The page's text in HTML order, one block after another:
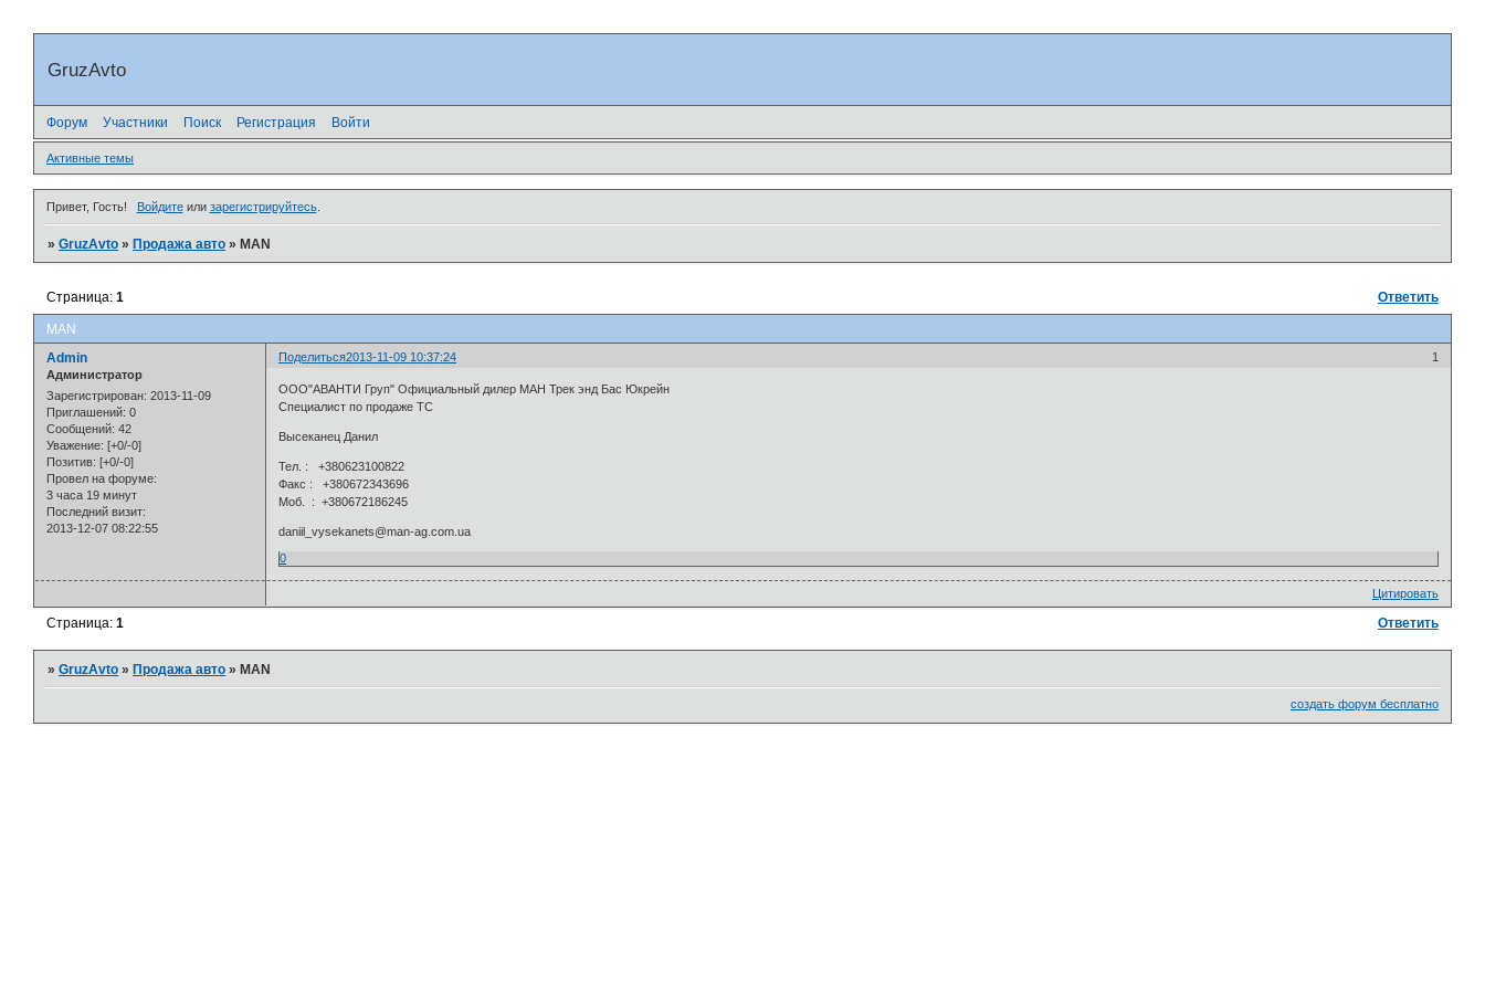
GruzAvto
Форум Участники Поиск Регистрация Войти
Активные темы
Привет, Гость! Войдитеили зарегистрируйтесь.
»GruzAvto »Продажа авто »MAN
MAN
Страница:1 Ответить
Поделиться 1
2013-11-09 10:37:24
Admin
Администратор
Зарегистрирован: 2013-11-09
Приглашений: 0
Сообщений: 42
Уважение: [+0/-0]
Позитив: [+0/-0]
Провел на форуме:
3 часа 19 минут
Последний визит:
2013-12-07 08:22:55
OOO"АВАНТИ Груп" Официальный дилер МАН Трек энд Бас Юкрейн
Специалист по продаже ТС
Высеканец Данил
Тел. : +380623100822
Факс : +380672343696
Моб. : +380672186245
daniil_vysekanets@man-ag.com.ua
0
Цитировать
Ответить
Страница:1
»GruzAvto »Продажа авто »MAN
создать форум бесплатно